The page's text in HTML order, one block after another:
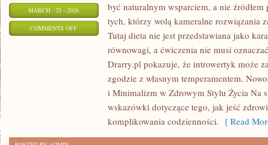
MARCH - 25 - 2026
COMMENTS OFFON
być naturalnym wsparciem, a nie
tych, którzy wolą kameralne rozwiązania
Tutaj dieta nie jest przedstawiana jako
równowagi, a ćwiczenia nie musi
Drarry.pl pokazuje, że introwertyk może
zgodzie z własnym temperamentem.
i Minimalizm w Zdrowym Stylu Życia Na
wskazówki dotyczące tego, jak jeść
komplikowania codzienności. [ Read